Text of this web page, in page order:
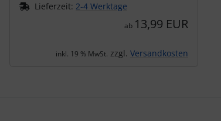
Lieferzeit: 2-4 Werktage
ab 13,99 EUR
inkl. 19 % MwSt. zzgl. Versandkosten